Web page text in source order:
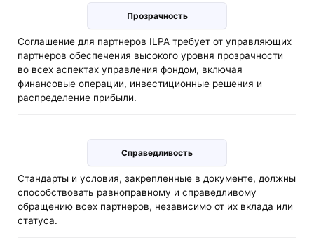
Прозрачность
Соглашение для партнеров ILPA требует от управляющих
партнеров обеспечения высокого уровня прозрачности
во всех аспектах управления фондом, включая
финансовые операции, инвестиционные решения и
распределение прибыли.
Справедливость
Стандарты и условия, закрепленные в документе, должны
способствовать равноправному и справедливому
обращению всех партнеров, независимо от их вклада или
статуса.